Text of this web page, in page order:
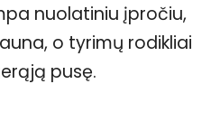
nuolatiniu įpročiu,
o tyrimų rodikliai
pusę.